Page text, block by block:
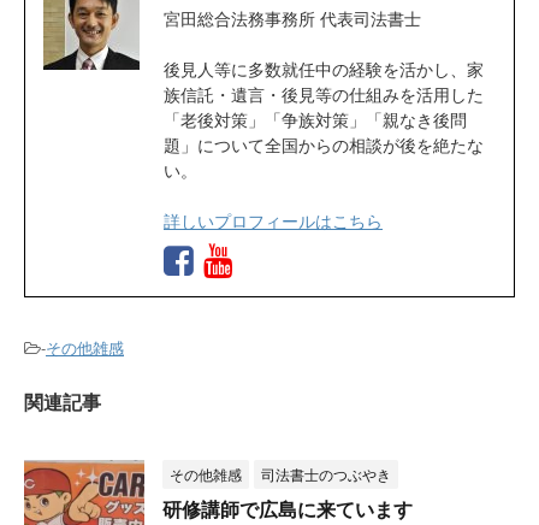
宮田総合法務事務所 代表司法書士
後見人等に多数就任中の経験を活かし、家
族信託・遺言・後見等の仕組みを活用した
「老後対策」「争族対策」「親なき後問
題」について全国からの相談が後を絶たな
い。
詳しいプロフィールはこちら
-その他雑感
関連記事
その他雑感 司法書士のつぶやき
研修講師で広島に来ています